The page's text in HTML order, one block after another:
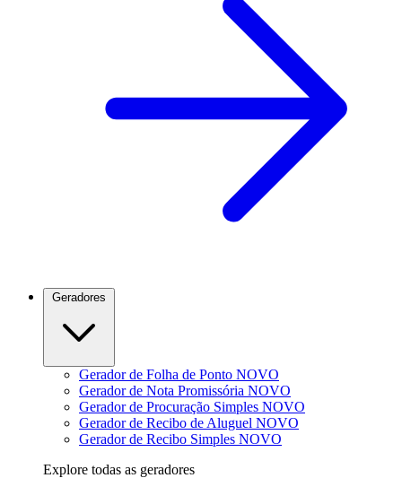
Gerador de Folha de Ponto NOVO
Gerador de Nota Promissória NOVO
Gerador de Procuração Simples NOVO
Gerador de Recibo de Aluguel NOVO
Gerador de Recibo Simples NOVO
Explore todas as geradores